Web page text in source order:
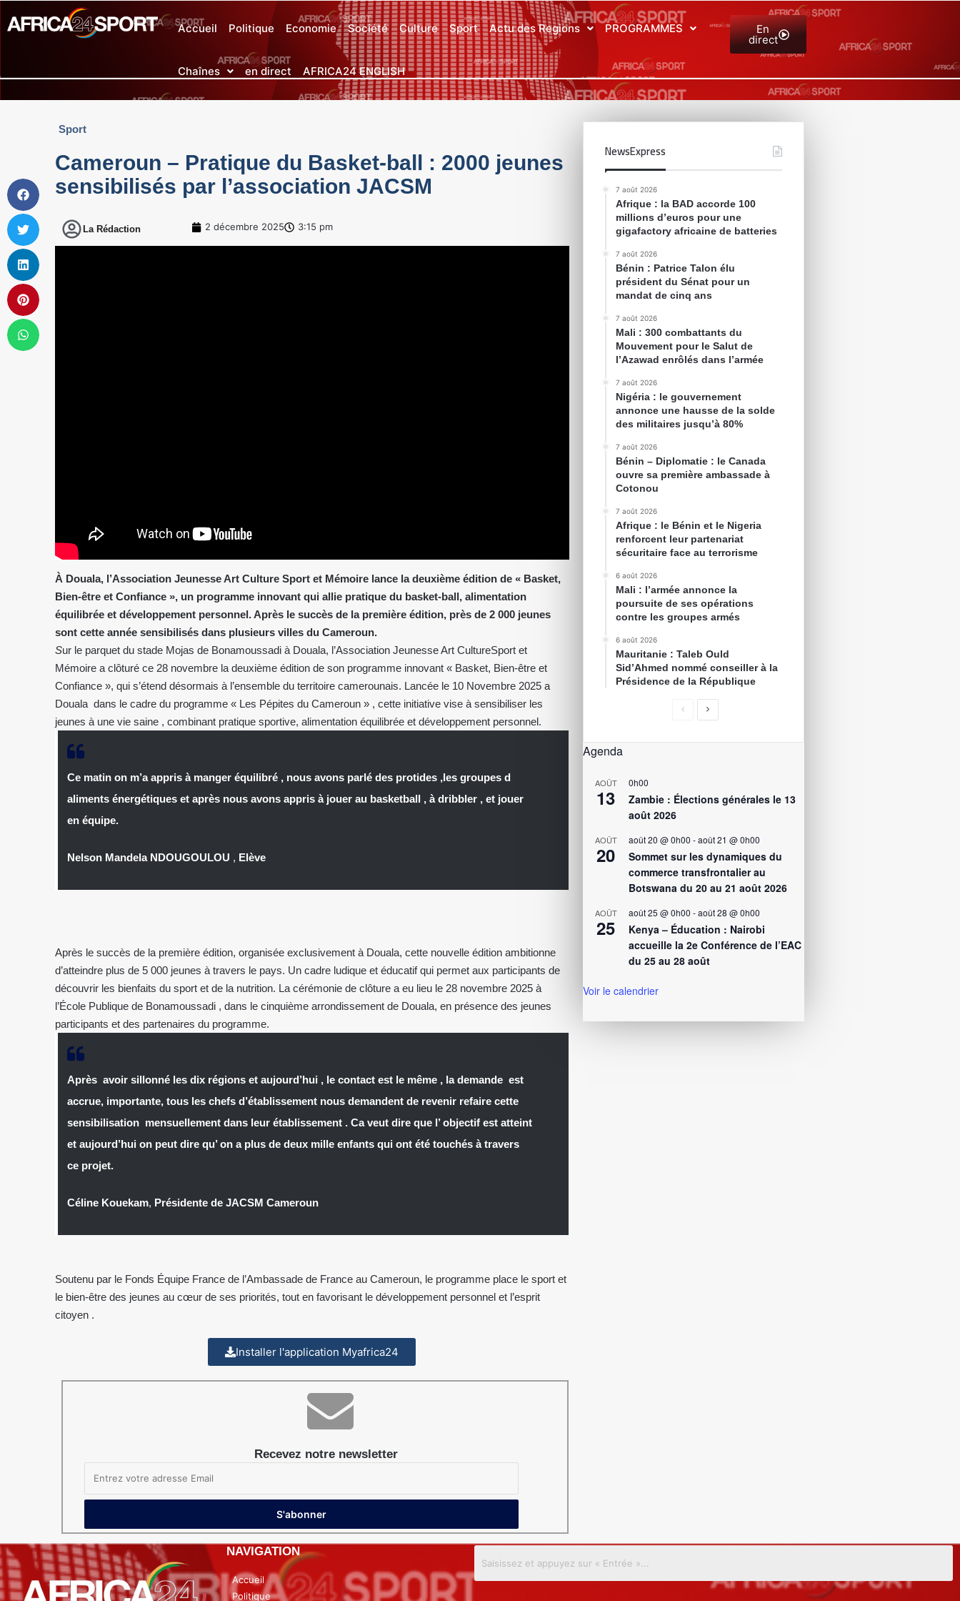
Accueil Politique Economie Société Culture Sport Actu des Regions PROGRAMMES
Chaînes en direct AFRICA24 ENGLISH
En
direct
Sport
Cameroun – Pratique du Basket-ball : 2000 jeunes
sensibilisés par l’association JACSM
La Rédaction 2 décembre 2025 3:15 pm
À Douala, l’Association Jeunesse Art Culture Sport et Mémoire lance la deuxième édition de « Basket,
Bien-être et Confiance », un programme innovant qui allie pratique du basket-ball, alimentation
équilibrée et développement personnel. Après le succès de la première édition, près de 2 000 jeunes
sont cette année sensibilisés dans plusieurs villes du Cameroun.
Sur le parquet du stade Mojas de Bonamoussadi à Douala, l’Association Jeunesse Art CultureSport et
Mémoire a clôturé ce 28 novembre la deuxième édition de son programme innovant « Basket, Bien-être et
Confiance », qui s’étend désormais à l’ensemble du territoire camerounais. Lancée le 10 Novembre 2025 a
Douala dans le cadre du programme « Les Pépites du Cameroun » , cette initiative vise à sensibiliser les
jeunes à une vie saine , combinant pratique sportive, alimentation équilibrée et développement personnel.
Ce matin on m’a appris à manger équilibré , nous avons parlé des protides ,les groupes d
aliments énergétiques et après nous avons appris à jouer au basketball , à dribbler , et jouer
en équipe.
Nelson Mandela NDOUGOULOU , Elève
Après le succès de la première édition, organisée exclusivement à Douala, cette nouvelle édition ambitionne
d’atteindre plus de 5 000 jeunes à travers le pays. Un cadre ludique et éducatif qui permet aux participants de
découvrir les bienfaits du sport et de la nutrition. La cérémonie de clôture a eu lieu le 28 novembre 2025 à
l’École Publique de Bonamoussadi , dans le cinquième arrondissement de Douala, en présence des jeunes
participants et des partenaires du programme.
Après avoir sillonné les dix régions et aujourd’hui , le contact est le même , la demande est
accrue, importante, tous les chefs d’établissement nous demandent de revenir refaire cette
sensibilisation mensuellement dans leur établissement . Ca veut dire que l’ objectif est atteint
et aujourd’hui on peut dire qu’ on a plus de deux mille enfants qui ont été touchés à travers
ce projet.
Céline Kouekam, Présidente de JACSM Cameroun
Soutenu par le Fonds Équipe France de l’Ambassade de France au Cameroun, le programme place le sport et
le bien-être des jeunes au cœur de ses priorités, tout en favorisant le développement personnel et l’esprit
citoyen .
Installer l'application Myafrica24
Recevez notre newsletter
NewsExpress
7 août 2026
Afrique : la BAD accorde 100
millions d’euros pour une
gigafactory africaine de batteries
7 août 2026
Bénin : Patrice Talon élu
président du Sénat pour un
mandat de cinq ans
7 août 2026
Mali : 300 combattants du
Mouvement pour le Salut de
l’Azawad enrôlés dans l’armée
7 août 2026
Nigéria : le gouvernement
annonce une hausse de la solde
des militaires jusqu’à 80%
7 août 2026
Bénin – Diplomatie : le Canada
ouvre sa première ambassade à
Cotonou
7 août 2026
Afrique : le Bénin et le Nigeria
renforcent leur partenariat
sécuritaire face au terrorisme
6 août 2026
Mali : l’armée annonce la
poursuite de ses opérations
contre les groupes armés
6 août 2026
Mauritanie : Taleb Ould
Sid’Ahmed nommé conseiller à la
Présidence de la République
Agenda
AOÛT
13
0h00
Zambie : Élections générales le 13
août 2026
AOÛT
20
août 20 @ 0h00 -août 21 @ 0h00
Sommet sur les dynamiques du
commerce transfrontalier au
Botswana du 20 au 21 août 2026
AOÛT
25
août 25 @ 0h00 -août 28 @ 0h00
Kenya – Éducation : Nairobi
accueille la 2e Conférence de l’EAC
du 25 au 28 août
Voir le calendrier
NAVIGATION
Accueil
Politique